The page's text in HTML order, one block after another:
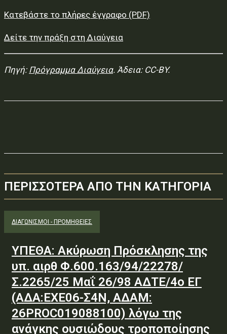
Κατεβάστε το πλήρες έγγραφο (PDF)
Δείτε την πράξη στη Διαύγεια
Πηγή: Πρόγραμμα Διαύγεια. Άδεια: CC-BY.
ΠΕΡΙΣΣΟΤΕΡΑ ΑΠΟ ΤΗΝ ΚΑΤΗΓΟΡΙΑ
ΔΙΑΓΩΝΙΣΜΟΊ - ΠΡΟΜΉΘΕΙΕΣ
ΥΠΕΘΑ: Ακύρωση Πρόσκλησης της
υπ. αιρθ Φ.600.163/94/22278/
Σ.2265/25 Μαΐ 26/98 ΑΔΤΕ/4ο ΕΓ
(ΑΔΑ:ΕΧΕ06-Σ4Ν, ΑΔΑΜ:
26PROC019088100) λόγω της
ανάγκης ουσιώδους τροποποίησης